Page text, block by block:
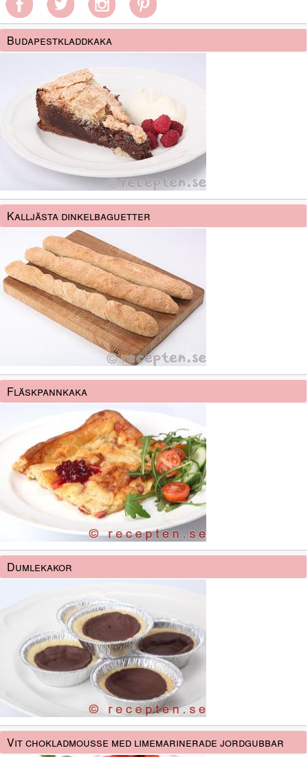
Budapestkladdkaka
Kalljästa dinkelbaguetter
Fläskpannkaka
Dumlekakor
Vit chokladmousse med limemarinerade jordgubbar